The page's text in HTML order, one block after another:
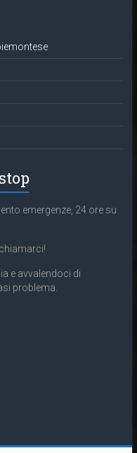
emergenze, 24 ore su
e avvalendoci di
problema.